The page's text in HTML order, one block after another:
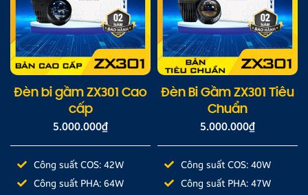
Đèn bi gầm ZX301 Cao
cấp
5.000.000₫
Công suất COS: 42W
Công suất PHA: 64W
Đèn Bi Gầm ZX301 Tiêu
Chuẩn
5.000.000₫
Công suất COS: 40W
Công suất PHA: 47W